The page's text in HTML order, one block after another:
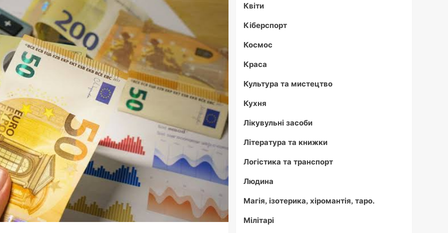
Квіти
Кіберспорт
Космос
Краса
Культура та мистецтво
Кухня
Лікувульні засоби
Література та книжки
Логістика та транспорт
Людина
Магія, ізотерика, хіромантія, таро.
Мілітарі